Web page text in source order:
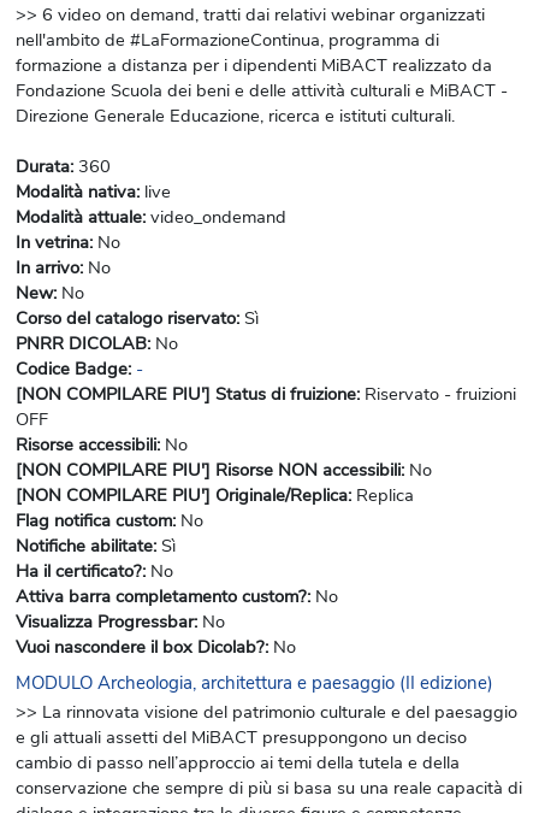
>> 6 video on demand, tratti dai relativi webinar organizzati
nell'ambito de #LaFormazioneContinua, programma di
formazione a distanza per i dipendenti MiBACT realizzato da
Fondazione Scuola dei beni e delle attività culturali e MiBACT -
Direzione Generale Educazione, ricerca e istituti culturali.
Durata: 360
Modalità nativa: live
Modalità attuale: video_ondemand
In vetrina: No
In arrivo: No
New: No
Corso del catalogo riservato: Sì
PNRR DICOLAB: No
Codice Badge: -
[NON COMPILARE PIU'] Status di fruizione: Riservato - fruizioni
OFF
Risorse accessibili: No
[NON COMPILARE PIU'] Risorse NON accessibili: No
[NON COMPILARE PIU'] Originale/Replica: Replica
Flag notifica custom: No
Notifiche abilitate: Sì
Ha il certificato?: No
Attiva barra completamento custom?: No
Visualizza Progressbar: No
Vuoi nascondere il box Dicolab?: No
MODULO Archeologia, architettura e paesaggio (II edizione)
>> La rinnovata visione del patrimonio culturale e del paesaggio
e gli attuali assetti del MiBACT presuppongono un deciso
cambio di passo nell’approccio ai temi della tutela e della
conservazione che sempre di più si basa su una reale capacità di